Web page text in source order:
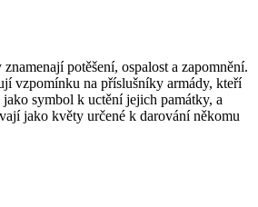
potěšení, ospalost a zapomnění.
vzpomínku na příslušníky armády, kteří
symbol k uctění jejich památky, a
jako květy určené k darování někomu